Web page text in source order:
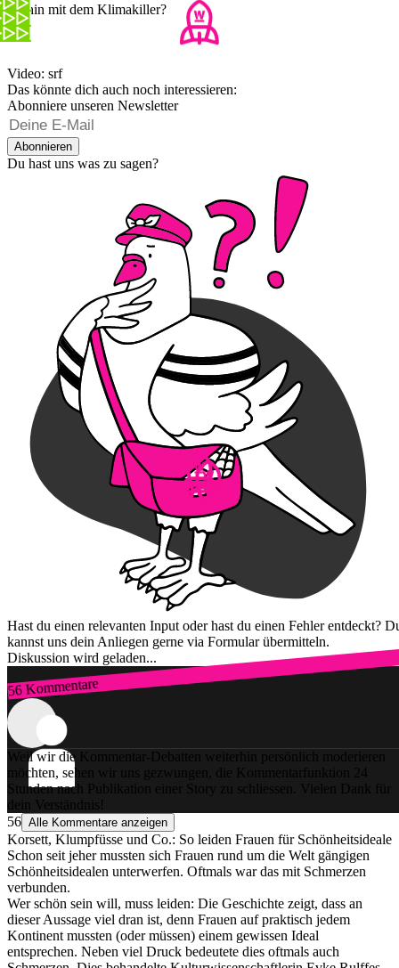
Wohin mit dem Klimakiller?
Video: srf
Das könnte dich auch noch interessieren:
Abonniere unseren Newsletter
Abonnieren
Du hast uns was zu sagen?
Hast du einen relevanten Input oder hast du einen Fehler entdeckt?
kannst uns dein Anliegen gerne via Formular übermitteln.
Diskussion wird geladen...
56 Kommentare
Zum Login
Weil wir die Kommentar-Debatten weiterhin persönlich moderieren
möchten, sehen wir uns gezwungen, die Kommentarfunktion 24
Stunden nach Publikation einer Story zu schliessen. Vielen Dank für
dein Verständnis!
56 Alle Kommentare anzeigen
Korsett, Klumpfüsse und Co.: So leiden Frauen für Schönheitsideale
Schon seit jeher mussten sich Frauen rund um die Welt gängigen
Schönheitsidealen unterwerfen. Oftmals war das mit Schmerzen
verbunden.
Wer schön sein will, muss leiden: Die Geschichte zeigt, dass an
dieser Aussage viel dran ist, denn Frauen auf praktisch jedem
Kontinent mussten (oder müssen) einem gewissen Ideal
entsprechen. Neben viel Druck bedeutete dies oftmals auch